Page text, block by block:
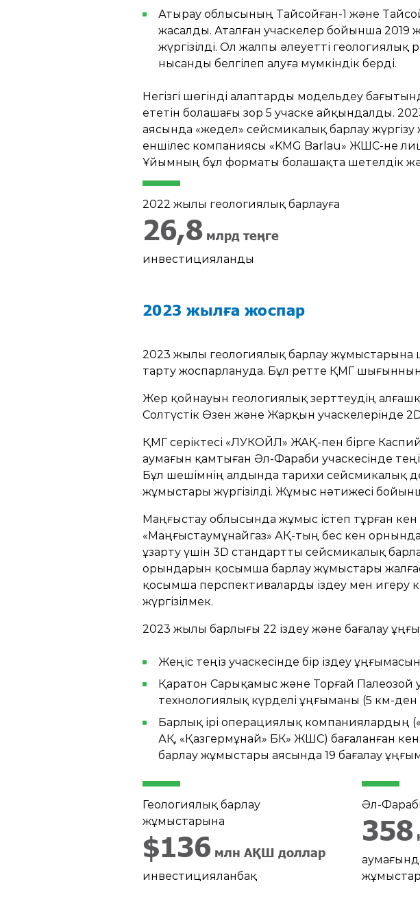
Атырау облысының Тайсойған-1 және
жасалды. Аталған учаскелер бойынша 2019
жүргізілді. Ол жалпы әлеуетті
нысанды белгілеп алуға мүмкіндік берді.
Негізгі шөгінді алаптарды модельдеу
ететін болашағы зор 5 учаске айқындалды.
аясында «жедел» сейсмикалық барлау
еншілес компаниясы «KMG Barlau» ЖШС-не
Ұйымның бұл форматы болашақта шетелдік
2022 жылы геологиялық барлауға
35,5 млрд теңге
инвестицияланды
2023 жылға жоспар
2023 жылы геологиялық барлау
тарту жоспарлануда. Бұл ретте ҚМГ
Жер қойнауын геологиялық зерттеудің
Солтүстік Өзен және Жарқын учаскелерінде
ҚМГ серіктесі «ЛУКОЙЛ» ЖАҚ-пен бірге
аумағын қамтыған Әл-Фараби учаскесінде
Бұл шешімнің алдында тарихи сейсмикалық
жұмыстары жүргізілді. Жұмыс нәтижесі
Маңғыстау облысында жұмыс істеп тұрған
«Маңғыстаумұнайгаз» АҚ-тың бес кен
ұзарту үшін 3D стандартты сейсмикалық
орындарын қосымша барлау жұмыстары
қосымша перспективаларды іздеу мен игеру
жүргізілмек.
2023 жылы барлығы 22 іздеу және бағалау
Жеңіс теңіз учаскесінде бір іздеу
Қаратон Сарықамыс және Торғай Палеозой
технологиялық күрделі ұңғыманы (5 км-ден
Барлық ірі операциялық компаниялардың
АҚ, «Қазгермұнай» БК» ЖШС) бағаланған
барлау жұмыстары аясында 19 бағалау
Геологиялық барлау
жұмыстарына
$185 млн АҚШ доллар
инвестицияланбақ
Әл-
487